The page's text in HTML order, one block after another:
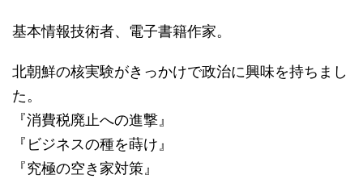
基本情報技術者、電子書籍作家。
北朝鮮の核実験がきっかけで政治に興味を持ちまし
た。
『消費税廃止への進撃』
『ビジネスの種を蒔け』
『究極の空き家対策』